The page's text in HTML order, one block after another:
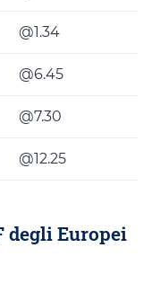
@1.34
@6.45
@7.30
@12.25
degli Europei